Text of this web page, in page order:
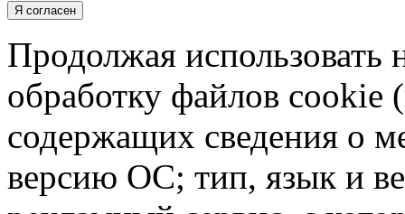
Я согласен
Продолжая использовать
обработку файлов cookie
содержащих сведения о
версию ОС; тип, язык и